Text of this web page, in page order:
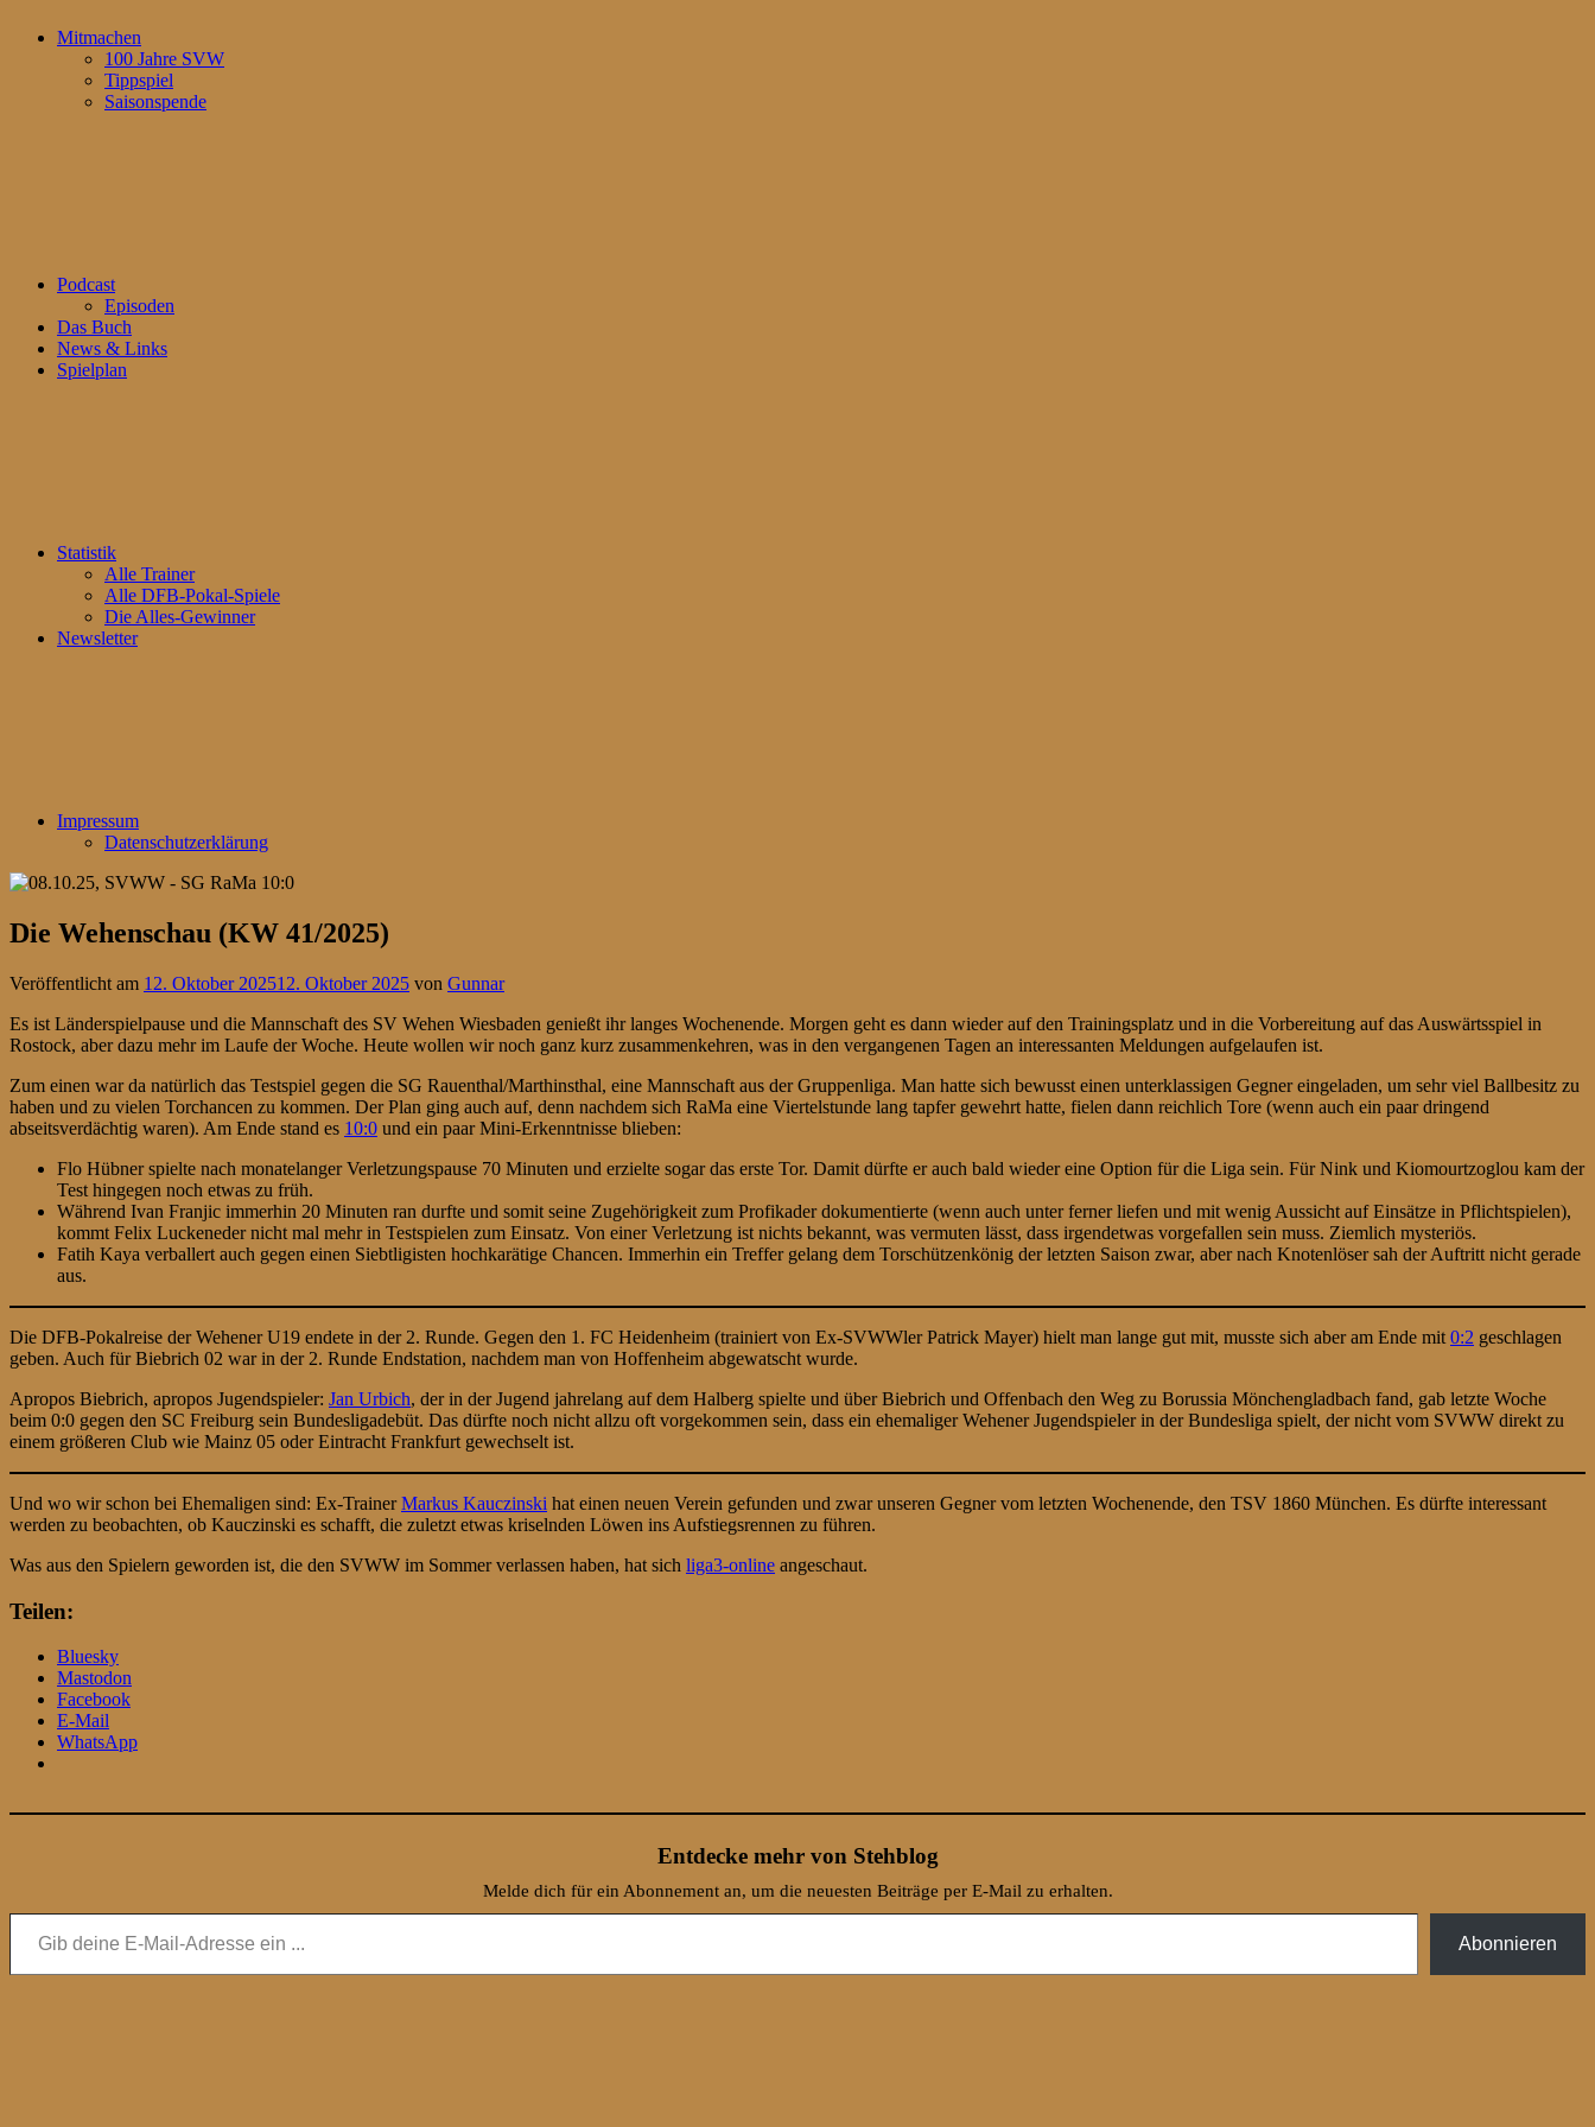
Mitmachen
100 Jahre SVW
Tippspiel
Saisonspende
Podcast
Episoden
Das Buch
News & Links
Spielplan
Statistik
Alle Trainer
Alle DFB-Pokal-Spiele
Die Alles-Gewinner
Newsletter
Impressum
Datenschutzerklärung
Die Wehenschau (KW 41/2025)
Veröffentlicht am 12. Oktober 202512. Oktober 2025 von Gunnar
Es ist Länderspielpause und die Mannschaft des SV Wehen Wiesbaden genießt ihr langes Wochenende. Morgen geht es dann wieder auf den Trainingsplatz und in die Vorbereitung auf das Auswärtsspiel in
Rostock, aber dazu mehr im Laufe der Woche. Heute wollen wir noch ganz kurz zusammenkehren, was in den vergangenen Tagen an interessanten Meldungen aufgelaufen ist.
Zum einen war da natürlich das Testspiel gegen die SG Rauenthal/Marthinsthal, eine Mannschaft aus der Gruppenliga. Man hatte sich bewusst einen unterklassigen Gegner eingeladen, um sehr viel Ballbesitz zu
haben und zu vielen Torchancen zu kommen. Der Plan ging auch auf, denn nachdem sich RaMa eine Viertelstunde lang tapfer gewehrt hatte, fielen dann reichlich Tore (wenn auch ein paar dringend
abseitsverdächtig waren). Am Ende stand es 10:0 und ein paar Mini-Erkenntnisse blieben:
Flo Hübner spielte nach monatelanger Verletzungspause 70 Minuten und erzielte sogar das erste Tor. Damit dürfte er auch bald wieder eine Option für die Liga sein. Für Nink und Kiomourtzoglou kam der
Test hingegen noch etwas zu früh.
Während Ivan Franjic immerhin 20 Minuten ran durfte und somit seine Zugehörigkeit zum Profikader dokumentierte (wenn auch unter ferner liefen und mit wenig Aussicht auf Einsätze in Pflichtspielen),
kommt Felix Luckeneder nicht mal mehr in Testspielen zum Einsatz. Von einer Verletzung ist nichts bekannt, was vermuten lässt, dass irgendetwas vorgefallen sein muss. Ziemlich mysteriös.
Fatih Kaya verballert auch gegen einen Siebtligisten hochkarätige Chancen. Immerhin ein Treffer gelang dem Torschützenkönig der letzten Saison zwar, aber nach Knotenlöser sah der Auftritt nicht gerade
aus.
Die DFB-Pokalreise der Wehener U19 endete in der 2. Runde. Gegen den 1. FC Heidenheim (trainiert von Ex-SVWWler Patrick Mayer) hielt man lange gut mit, musste sich aber am Ende mit 0:2 geschlagen
geben. Auch für Biebrich 02 war in der 2. Runde Endstation, nachdem man von Hoffenheim abgewatscht wurde.
Apropos Biebrich, apropos Jugendspieler: Jan Urbich, der in der Jugend jahrelang auf dem Halberg spielte und über Biebrich und Offenbach den Weg zu Borussia Mönchengladbach fand, gab letzte Woche
beim 0:0 gegen den SC Freiburg sein Bundesligadebüt. Das dürfte noch nicht allzu oft vorgekommen sein, dass ein ehemaliger Wehener Jugendspieler in der Bundesliga spielt, der nicht vom SVWW direkt zu
einem größeren Club wie Mainz 05 oder Eintracht Frankfurt gewechselt ist.
Und wo wir schon bei Ehemaligen sind: Ex-TrainerMarkus Kauczinski hat einen neuen Verein gefunden und zwar unseren Gegner vom letzten Wochenende, den TSV 1860 München. Es dürfte interessant
werden zu beobachten, ob Kauczinski es schafft, die zuletzt etwas kriselnden Löwen ins Aufstiegsrennen zu führen.
Was aus den Spielern geworden ist, die den SVWW im Sommer verlassen haben, hat sich liga3-online angeschaut.
Teilen:
Bluesky
Mastodon
Facebook
E-Mail
WhatsApp
Entdecke mehr von Stehblog
Melde dich für ein Abonnement an, um die neuesten Beiträge per E-Mail zu erhalten.
Gib deine E-Mail-Adresse ein ...
Abonnieren